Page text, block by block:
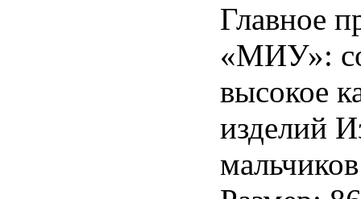
Главное
«МИУ»:
высокое
изделий